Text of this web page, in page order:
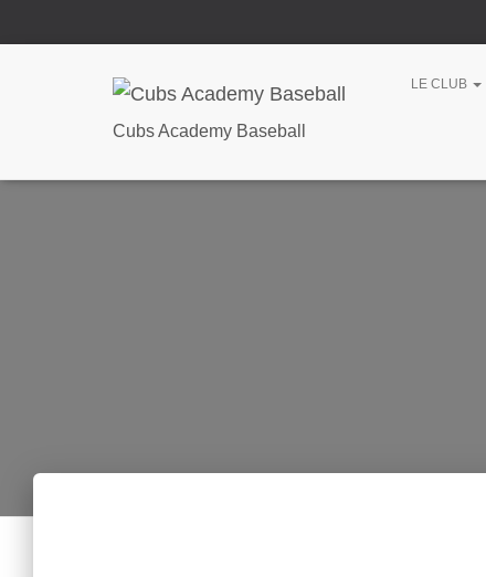
Cubs Academy Baseball
LE CLUB